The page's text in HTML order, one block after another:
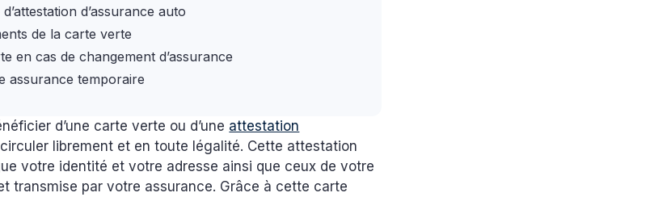
d’assurance auto
de la carte verte
en cas de changement d’assurance
assurance temporaire
d’une carte verte ou d’une attestation
librement et en toute légalité. Cette attestation
votre identité et votre adresse ainsi que ceux de votre
transmise par votre assurance. Grâce à cette carte